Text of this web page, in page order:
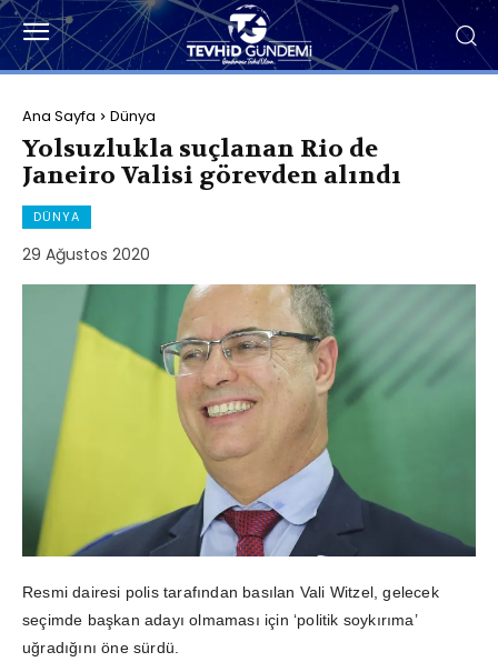
Ana Sayfa Dünya
Yolsuzlukla suçlanan Rio de
Janeiro Valisi görevden alındı
DÜNYA
29 Ağustos 2020
Resmi dairesi polis tarafından basılan Vali Witzel, gelecek
seçimde başkan adayı olmaması için ‘politik soykırıma’
uğradığını öne sürdü.